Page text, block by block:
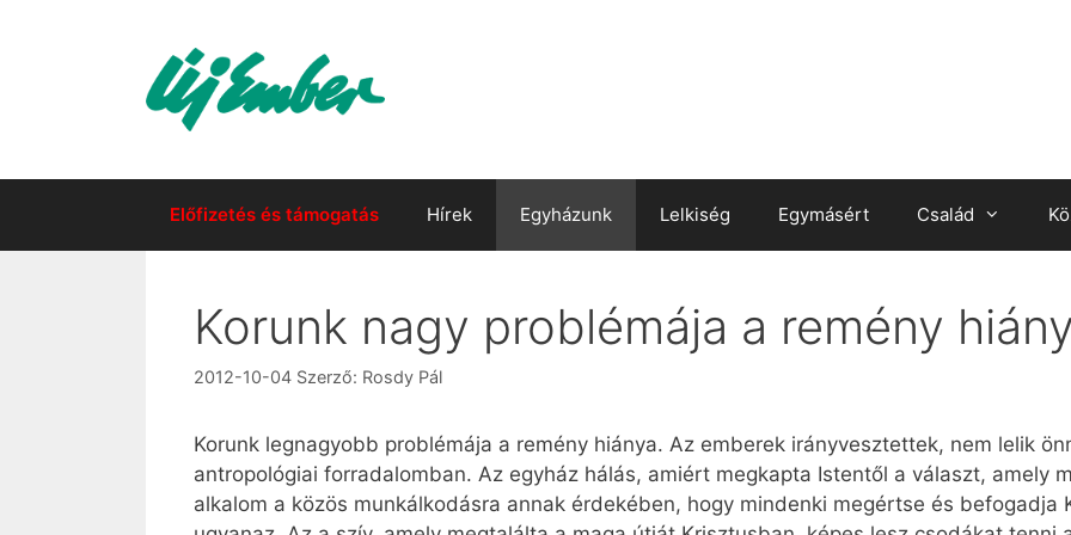
Előfizetés és támogatás Hírek Egyházunk Lelkiség Egymásért Család
Korunk nagy problémája a remény
2012-10-04 Szerző: Rosdy Pál
Korunk legnagyobb problémája a remény hiánya. Az emberek irányvesztettek, nem lelik
antropológiai forradalomban. Az egyház hálás, amiért megkapta Istentől a választ, amely
alkalom a közös munkálkodásra annak érdekében, hogy mindenki megértse és befogadja